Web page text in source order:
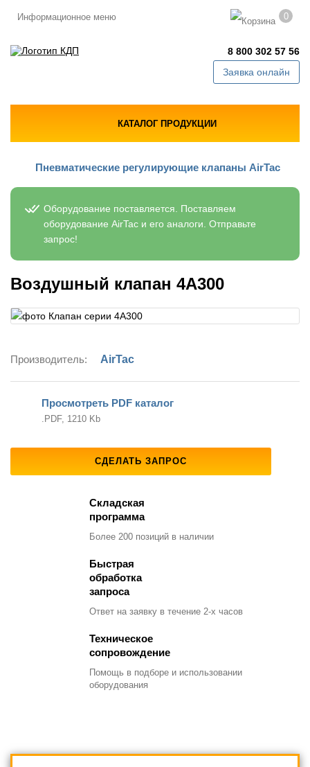
Информационное меню 0
8 800 302 57 56
Заявка онлайн
КАТАЛОГ ПРОДУКЦИИ
Пневматические регулирующие клапаны AirTac
Оборудование поставляется. Поставляем
оборудование AirTac и его аналоги. Отправьте
запрос!
Воздушный клапан 4A300
Производитель: AirTac
Просмотреть PDF каталог
.PDF, 1210 Kb
СДЕЛАТЬ ЗАПРОС
Складская
программа
Более 200 позиций в наличии
Быстрая
обработка
запроса
Ответ на заявку в течение 2-х часов
Техническое
сопровождение
Помощь в подборе и использовании
оборудования